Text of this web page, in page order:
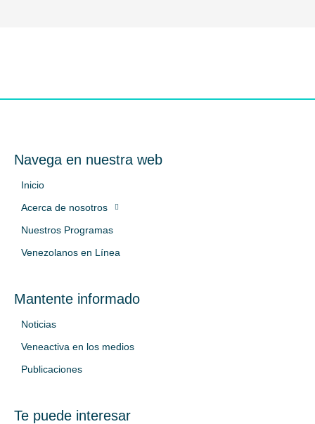
Navega en nuestra web
Inicio
Acerca de nosotros
Nuestros Programas
Venezolanos en Línea
Mantente informado
Noticias
Veneactiva en los medios
Publicaciones
Te puede interesar